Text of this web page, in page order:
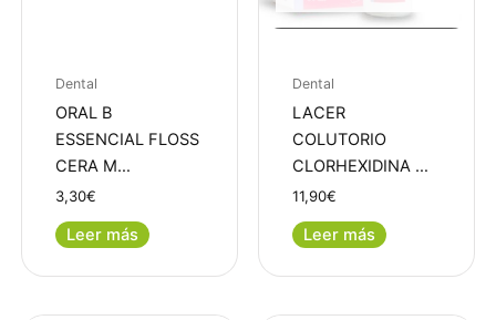
Dental
ORAL B
ESSENCIAL FLOSS
CERA M…
3,30€
Leer más
Dental
LACER
COLUTORIO
CLORHEXIDINA …
11,90€
Leer más